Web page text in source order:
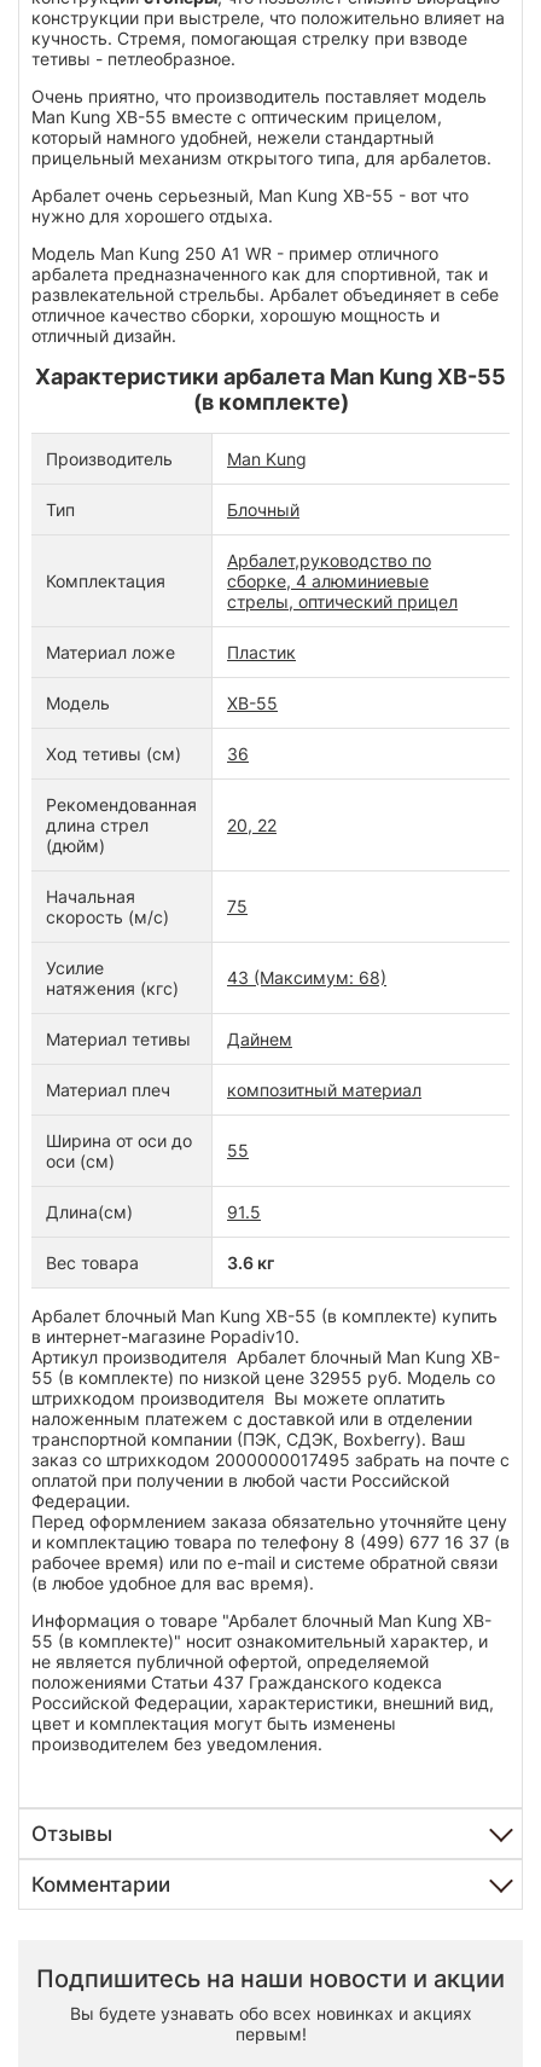
конструкции при выстреле, что положительно влияет на
кучность. Стремя, помогающая стрелку при взводе
тетивы - петлеобразное.
Очень приятно, что производитель поставляет модель
Man Kung XB-55 вместе с оптическим прицелом,
который намного удобней, нежели стандартный
прицельный механизм открытого типа, для арбалетов.
Арбалет очень серьезный, Man Kung XB-55 - вот что
нужно для хорошего отдыха.
Модель Man Kung 250 A1 WR - пример отличного
арбалета предназначенного как для спортивной, так и
развлекательной стрельбы. Арбалет объединяет в себе
отличное качество сборки, хорошую мощность и
отличный дизайн.
Характеристики арбалета Man Kung XB-55
(в комплекте)
Производитель Man Kung
Тип Блочный
Комплектация
Арбалет,руководство по
сборке, 4 алюминиевые
стрелы, оптический прицел
Материал ложе Пластик
Модель XB-55
Ход тетивы (см) 36
Рекомендованная
длина стрел
(дюйм)
20, 22
Начальная
скорость (м/с)
75
Усилие
натяжения (кгс)
43 (Максимум: 68)
Материал тетивы Дайнем
Материал плеч композитный материал
Ширина от оси до
оси (см)
55
Длина(см) 91.5
Вес товара 3.6 кг
Арбалет блочный Man Kung XB-55 (в комплекте) купить
в интернет-магазине Popadiv10.
Артикул производителя Арбалет блочный Man Kung XB-
55 (в комплекте) по низкой цене 32955 руб. Модель со
штрихкодом производителя Вы можете оплатить
наложенным платежем с доставкой или в отделении
транспортной компании (ПЭК, СДЭК, Boxberry). Ваш
заказ со штрихкодом 2000000017495 забрать на почте с
оплатой при получении в любой части Российской
Федерации.
Перед оформлением заказа обязательно уточняйте цену
и комплектацию товара по телефону 8 (499) 677 16 37 (в
рабочее время) или по e-mail и системе обратной связи
(в любое удобное для вас время).
Информация о товаре "Арбалет блочный Man Kung XB-
55 (в комплекте)" носит ознакомительный характер, и
не является публичной офертой, определяемой
положениями Статьи 437 Гражданского кодекса
Российской Федерации, характеристики, внешний вид,
цвет и комплектация могут быть изменены
производителем без уведомления.
Отзывы
Комментарии
Подпишитесь на наши новости и акции
Вы будете узнавать обо всех новинках и акциях
первым!